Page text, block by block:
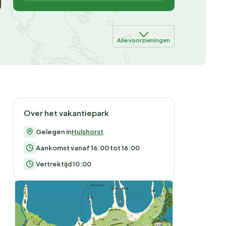
Alle voorzieningen
Over het vakantiepark
Gelegen inHulshorst
Aankomst vanaf 16:00 tot 16:00
Vertrektijd 10:00